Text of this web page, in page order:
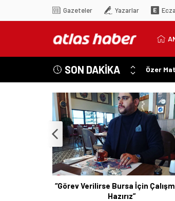
Gazeteler Yazarlar
SON DAKİKA
Özer
“Aynı
“Engelli
“Bu
“Bursa’nın Sesini Duyun,
Hareket Edin”